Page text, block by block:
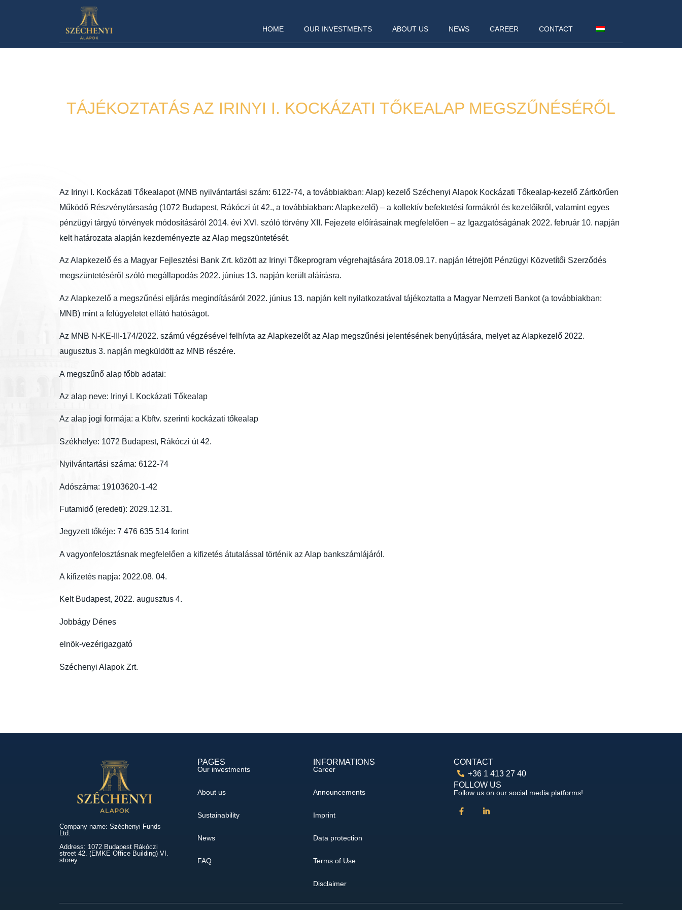
HOME OUR INVESTMENTS ABOUT US NEWS CAREER CONTACT
TÁJÉKOZTATÁS AZ IRINYI I. KOCKÁZATI TŐKEALAP MEGSZŰNÉSÉRŐL
Az Irinyi I. Kockázati Tőkealapot (MNB nyilvántartási szám: 6122-74, a továbbiakban: Alap) kezelő Széchenyi Alapok Kockázati Tőkealap-kezelő Zártkörűen
Működő Részvénytársaság (1072 Budapest, Rákóczi út 42., a továbbiakban: Alapkezelő) – a kollektív befektetési formákról és kezelőikről, valamint egyes
pénzügyi tárgyú törvények módosításáról 2014. évi XVI. szóló törvény XII. Fejezete előírásainak megfelelően – az Igazgatóságának 2022. február 10. napján
kelt határozata alapján kezdeményezte az Alap megszüntetését.
Az Alapkezelő és a Magyar Fejlesztési Bank Zrt. között az Irinyi Tőkeprogram végrehajtására 2018.09.17. napján létrejött Pénzügyi Közvetítői Szerződés
megszüntetéséről szóló megállapodás 2022. június 13. napján került aláírásra.
Az Alapkezelő a megszűnési eljárás megindításáról 2022. június 13. napján kelt nyilatkozatával tájékoztatta a Magyar Nemzeti Bankot (a továbbiakban:
MNB) mint a felügyeletet ellátó hatóságot.
Az MNB N-KE-III-174/2022. számú végzésével felhívta az Alapkezelőt az Alap megszűnési jelentésének benyújtására, melyet az Alapkezelő 2022.
augusztus 3. napján megküldött az MNB részére.
A megszűnő alap főbb adatai:
Az alap neve: Irinyi I. Kockázati Tőkealap
Az alap jogi formája: a Kbftv. szerinti kockázati tőkealap
Székhelye: 1072 Budapest, Rákóczi út 42.
Nyilvántartási száma: 6122-74
Adószáma: 19103620-1-42
Futamidő (eredeti): 2029.12.31.
Jegyzett tőkéje: 7 476 635 514 forint
A vagyonfelosztásnak megfelelően a kifizetés átutalással történik az Alap bankszámlájáról.
A kifizetés napja: 2022.08. 04.
Kelt Budapest, 2022. augusztus 4.
Jobbágy Dénes
elnök-vezérigazgató
Széchenyi Alapok Zrt.
Company name: Széchenyi Funds
Ltd.
Address: 1072 Budapest Rákóczi
street 42. (EMKE Office Building) VI.
storey
PAGES
Our investments
About us
Sustainability
News
FAQ
INFORMATIONS
Career
Announcements
Imprint
Data protection
Terms of Use
Disclaimer
CONTACT
+36 1 413 27 40
FOLLOW US
Follow us on our social media platforms!